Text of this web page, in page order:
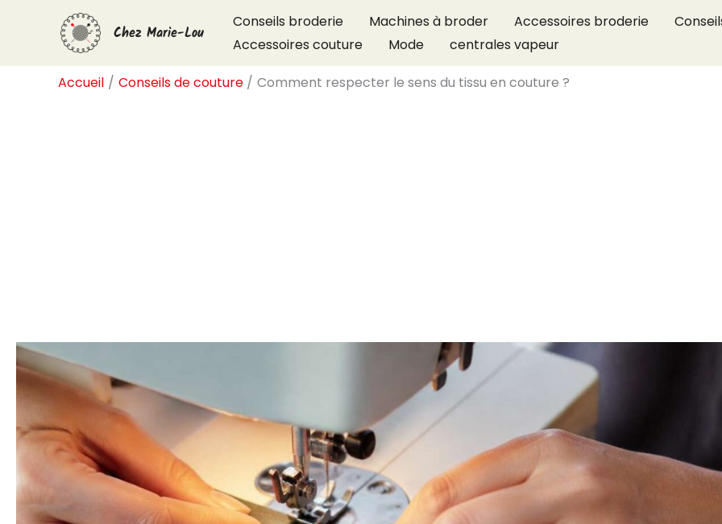
Chez Marie-Lou
Conseils broderie Machines à broder Accessoires broderie
Accessoires couture
Mode centrales vapeur
Accueil Conseils de couture Comment respecter le sens du tissu en couture ?